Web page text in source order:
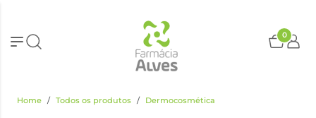
0
Home Todos os produtos Dermocosmética